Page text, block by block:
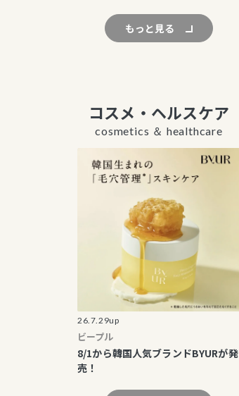
もっと見る
コスメ・ヘルスケア
cosmetics ＆ healthcare
26.7.29up
ビープル
8/1から韓国人気ブランドBYURが発
売！